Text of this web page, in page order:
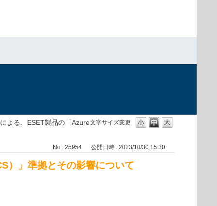
文字サイズ変更
よる、ESET製品の「Azure
No : 25954 公開日時 : 2023/10/30 15:30
）」準拠とその影響について